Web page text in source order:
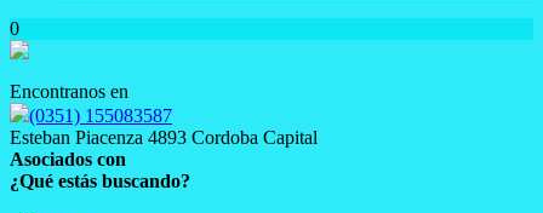
0
Encontranos en
(0351) 155083587
Esteban Piacenza 4893 Cordoba Capital
Asociados con
¿Qué estás buscando?